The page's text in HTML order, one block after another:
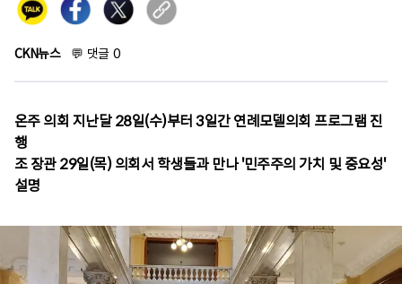
CKN뉴스 💬 댓글 0
온주 의회 지난달 28일(수)부터 3일간 연례모델의회 프로그램 진
행
조 장관 29일(목) 의회서 학생들과 만나 '민주주의 가치 및 중요성'